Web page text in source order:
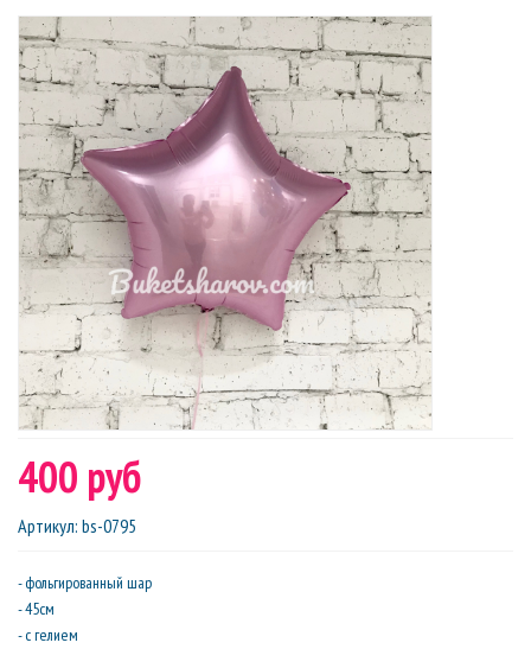
400 руб
Артикул: bs-0795
- фольгированный шар
- 45см
- с гелием